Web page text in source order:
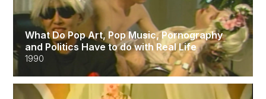
What Do Pop Art, Pop Music, Pornography
and Politics Have to do with Real Life
1990